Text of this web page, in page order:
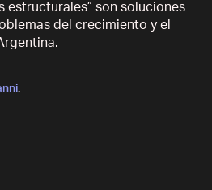
estructurales” son soluciones
del crecimiento y el
.